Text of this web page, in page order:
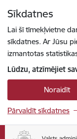
Sīkdatnes
Lai šī tīmekļvietne
sīkdatnes. Ar Jūsu
izmantotas
Lūdzu, atzīmējiet
Noraidīt
Pārvaldīt sīkdatnes